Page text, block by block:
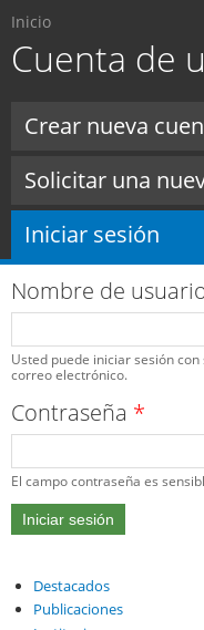
Usted está aquí
Inicio
Cuenta de
Crear nueva
Solicitar una
Iniciar sesión
Nombre de
Usted puede iniciar sesión
correo electrónico.
Contraseña *
El campo contraseña es
Destacados
Publicaciones